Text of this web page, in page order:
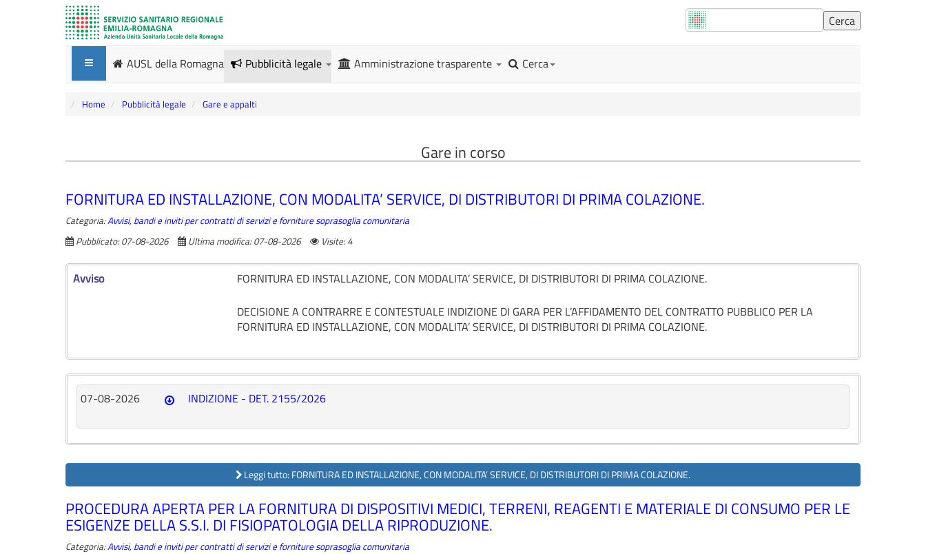
AUSL della Romagna Pubblicità legale Amministrazione trasparente Cerca
Home Pubblicità legale Gare e appalti
Gare in corso
FORNITURA ED INSTALLAZIONE, CON MODALITA’ SERVICE, DI DISTRIBUTORI DI PRIMA COLAZIONE.
Categoria:Avvisi, bandi e inviti per contratti di servizi e forniture soprasoglia comunitaria
Pubblicato: 07-08-2026
Ultima modifica: 07-08-2026 Visite: 4
Avviso
FORNITURA ED INSTALLAZIONE, CON MODALITA’ SERVICE, DI DISTRIBUTORI DI PRIMA COLAZIONE.
DECISIONE A CONTRARRE E CONTESTUALE INDIZIONE DI GARA PER L’AFFIDAMENTO DEL CONTRATTO PUBBLICO PER LA
FORNITURA ED INSTALLAZIONE, CON MODALITA’ SERVICE, DI DISTRIBUTORI DI PRIMA COLAZIONE.
07-08-2026 INDIZIONE - DET. 2155/2026
Leggi tutto: FORNITURA ED INSTALLAZIONE, CON MODALITA’ SERVICE, DI DISTRIBUTORI DI PRIMA COLAZIONE.
PROCEDURA APERTA PER LA FORNITURA DI DISPOSITIVI MEDICI, TERRENI, REAGENTI E MATERIALE DI CONSUMO PER LE
ESIGENZE DELLA S.S.I. DI FISIOPATOLOGIA DELLA RIPRODUZIONE.
Categoria:Avvisi, bandi e inviti per contratti di servizi e forniture soprasoglia comunitaria